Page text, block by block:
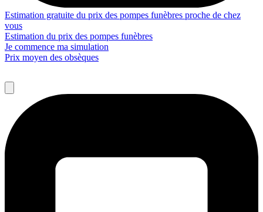
Estimation gratuite du prix des pompes funèbres proche de chez
vous
Estimation du prix des pompes funèbres
Je commence ma simulation
Prix moyen des obsèques